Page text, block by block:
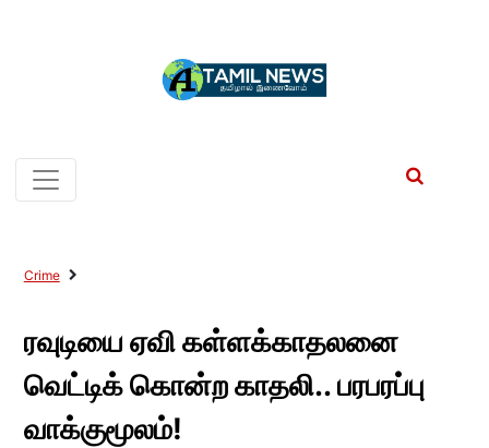
Crime
ரவுடியை ஏவி கள்ளக்காதலனை
வெட்டிக் கொன்ற காதலி.. பரபரப்பு
வாக்குமூலம்!